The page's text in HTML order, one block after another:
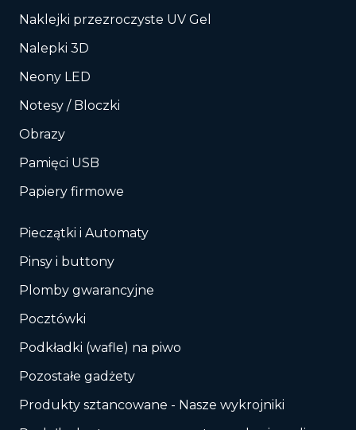
Naklejki przezroczyste UV Gel
Nalepki 3D
Neony LED
Notesy / Bloczki
Obrazy
Pamięci USB
Papiery firmowe
Pieczątki i Automaty
Pinsy i buttony
Plomby gwarancyjne
Pocztówki
Podkładki (wafle) na piwo
Pozostałe gadżety
Produkty sztancowane - Nasze wykrojniki